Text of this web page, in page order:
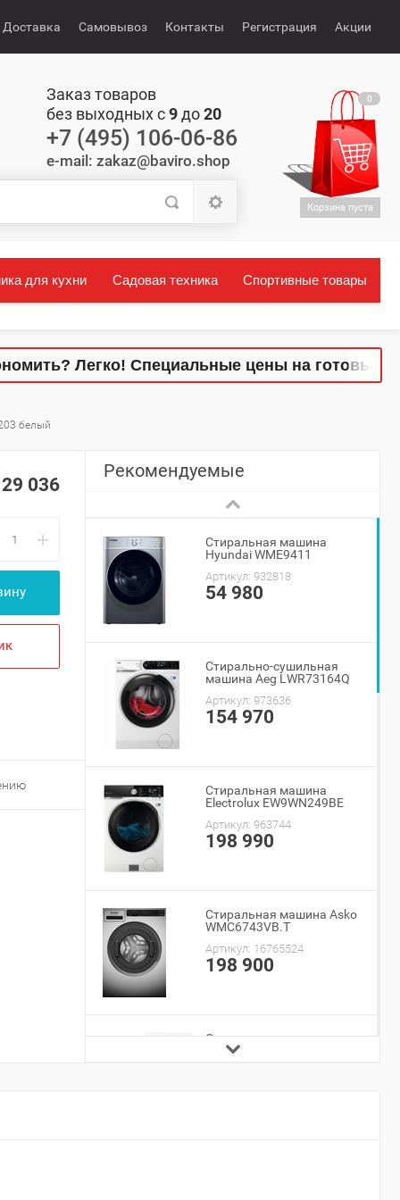
Доставка Самовывоз Контакты Регистрация Акции
Заказ товаров
без выходных с9до20
+7 (495) 106-06-86
e-mail: zakaz@baviro.shop
0
Корзина пуста
для кухни Садовая техника Спортивные товары
Легко! Специальные цены на готовые
белый
29 036
+
Рекомендуемые
Стиральная машина
Hyundai WME9411
Артикул: 932818
54 980
Стирально-сушильная
машина Aeg LWR73164Q
Артикул: 973636
154 970
Стиральная машина
Electrolux EW9WN249BE
Артикул: 963744
198 990
Стиральная машина Asko
WMC6743VB.T
Артикул: 16765524
198 900
Стиральная машина
Candy CSH41273DW/2-07